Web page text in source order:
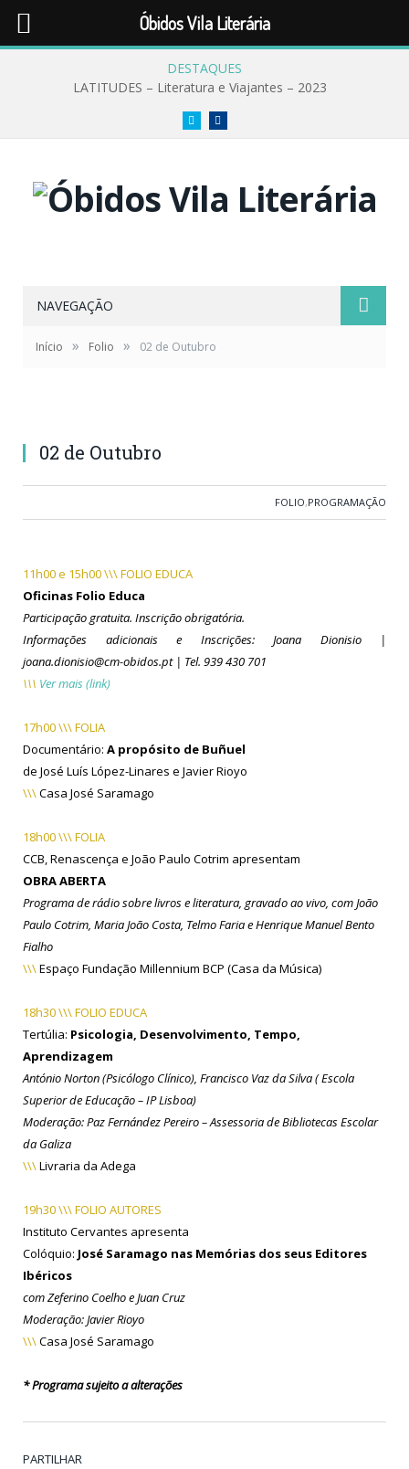
DESTAQUES
LATITUDES – Literatura e Viajantes – 2023
Twitter
NAVEGAÇÃO
Início » Folio » 02 de Outubro
02 de Outubro
FOLIO,PROGRAMAÇÃO
11h00 e 15h00 \\\ FOLIO EDUCA
Oficinas Folio Educa
Participação gratuita. Inscrição obrigatória.
Informações adicionais e Inscrições: Joana Dionisio |
joana.dionisio@cm-obidos.pt | Tel. 939 430 701
\\\ Ver mais (link)
17h00 \\\ FOLIA
Documentário: A propósito de Buñuel
de José Luís López-Linares e Javier Rioyo
\\\Casa José Saramago
18h00 \\\ FOLIA
CCB, Renascença e João Paulo Cotrim apresentam
OBRA ABERTA
Programa de rádio sobre livros e literatura, gravado ao vivo, com João
Paulo Cotrim, Maria João Costa, Telmo Faria e Henrique Manuel Bento
Fialho
\\\Espaço Fundação Millennium BCP (Casa da Música)
18h30 \\\ FOLIO EDUCA
Tertúlia: Psicologia, Desenvolvimento, Tempo,
Aprendizagem
António Norton (Psicólogo Clínico), Francisco Vaz da Silva ( Escola
Superior de Educação – IP Lisboa)
Moderação: Paz Fernández Pereiro – Assessoria de Bibliotecas Escolar
da Galiza
\\\Livraria da Adega
19h30 \\\ FOLIO AUTORES
Instituto Cervantes apresenta
Colóquio: José Saramago nas Memórias dos seus Editores
Ibéricos
com Zeferino Coelho e Juan Cruz
Moderação: Javier Rioyo
\\\Casa José Saramago
* Programa sujeito a alterações
PARTILHAR
Óbidos Vila Literária